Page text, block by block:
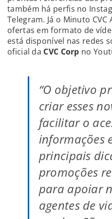
também há perfis no
Telegram. Já o Minuto
ofertas em formato de
está disponível nas redes
oficial da CVC Corp no
“O objetivo
criar esses
facilitar o
informações
principais
promoções
para apoiar
agentes de